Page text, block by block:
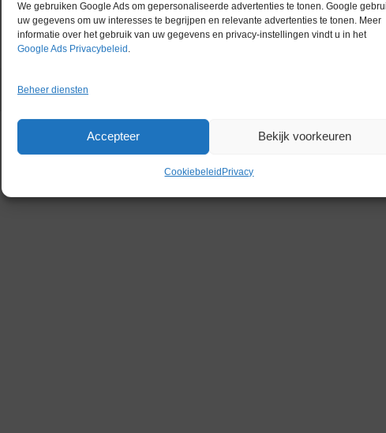
We gebruiken Google Ads om gepersonaliseerde advertenties te tonen. Google
uw gegevens om uw interesses te begrijpen en relevante advertenties te tonen. Meer
informatie over het gebruik van uw gegevens en privacy-instellingen vindt u in het
Google Ads Privacybeleid .
Beheer diensten
Accepteer Bekijk voorkeuren
CookiebeleidPrivacy